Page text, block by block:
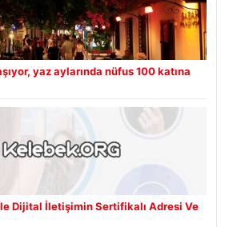
yaz aylarında nüfus 100 katına
Dijital İletişimin Sertifikalı Adresi Ve